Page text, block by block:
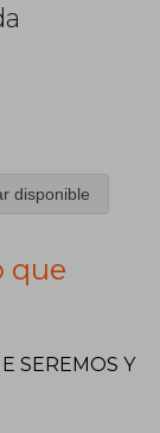
disponible
que
SEREMOS Y